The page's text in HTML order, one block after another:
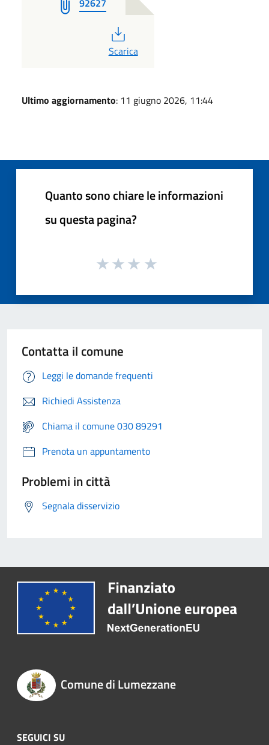
PDF
Scarica
Ultimo aggiornamento: 11 giugno 2026, 11:44
Quanto sono chiare le informazioni
su questa pagina?
Contatta il comune
Leggi le domande frequenti
Richiedi Assistenza
Chiama il comune 030 89291
Prenota un appuntamento
Problemi in città
Segnala disservizio
Comune di Lumezzane
SEGUICI SU